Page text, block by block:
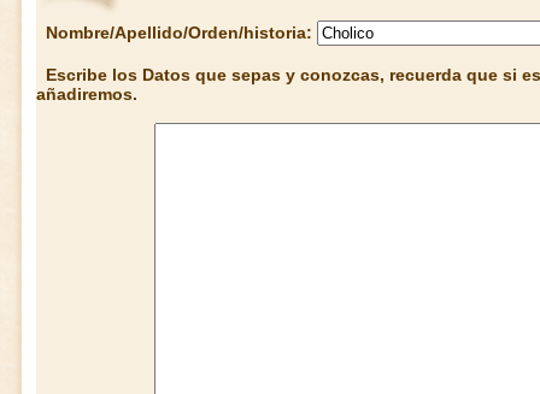
Nombre/Apellido/Orden/historia:
Escribe los Datos que sepas y conozcas, recuerda que si
añadiremos.